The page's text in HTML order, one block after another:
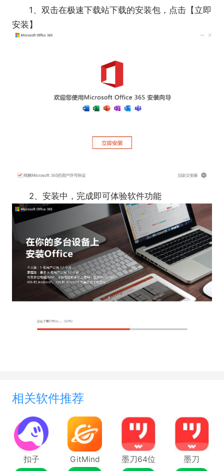
1、双击在极速下载站下载的安装包，点击【立即
安装】
2、安装中，完成即可体验软件功能
相关软件推荐
扣子 GitMind 墨刀64位 墨刀